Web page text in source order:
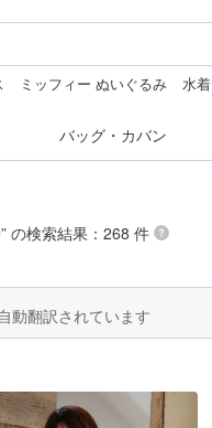
ミッフィー ぬいぐるみ 水着
バッグ・カバン
” の検索結果：268 件
動翻訳されています